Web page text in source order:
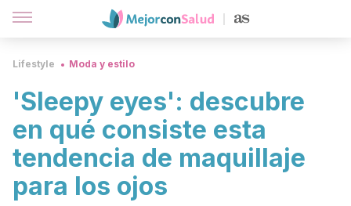
Lifestyle Moda y estilo
'Sleepy eyes': descubre
en qué consiste esta
tendencia de maquillaje
para los ojos